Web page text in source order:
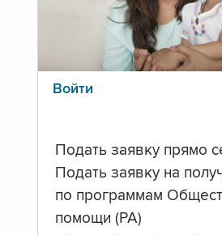
Войти
Подать заявку прямо
Подать заявку на
по программам
помощи (PA)